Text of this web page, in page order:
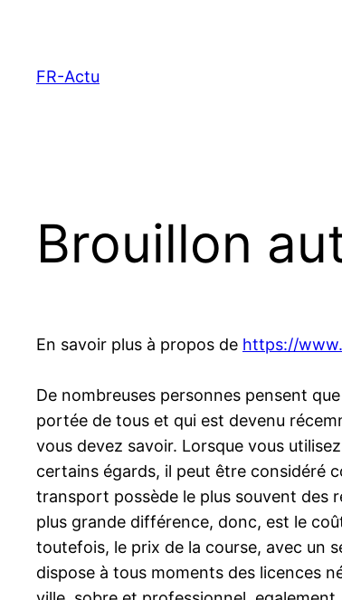
contenu
FR-Actu
Brouillon
En savoir plus à propos de https://
De nombreuses personnes pensent
portée de tous et qui est devenu
vous devez savoir. Lorsque vous
certains égards, il peut être considéré
transport possède le plus souvent des
plus grande différence, donc, est le
toutefois, le prix de la course, avec un
dispose à tous moments des licences